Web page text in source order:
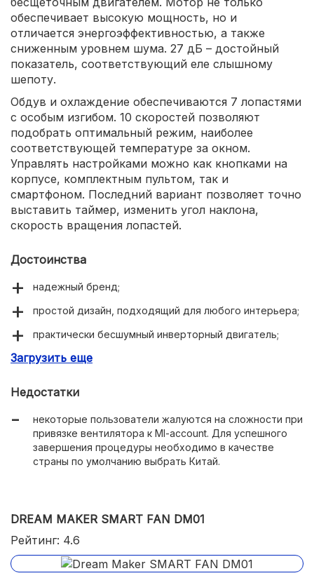
обеспечивает высокую мощность, но и
отличается энергоэффективностью, а также
сниженным уровнем шума. 27 дБ – достойный
показатель, соответствующий еле слышному
шепоту.
Обдув и охлаждение обеспечиваются 7 лопастями
с особым изгибом. 10 скоростей позволяют
подобрать оптимальный режим, наиболее
соответствующей температуре за окном.
Управлять настройками можно как кнопками на
корпусе, комплектным пультом, так и
смартфоном. Последний вариант позволяет точно
выставить таймер, изменить угол наклона,
скорость вращения лопастей.
Достоинства
надежный бренд;
простой дизайн, подходящий для любого интерьера;
практически бесшумный инверторный двигатель;
эффективно обдувает на расстоянии до 14 метров;
поддерживает голосовое управление;
возможность интеграции в систему «Умный дом».
Загрузить еще
Недостатки
некоторые пользователи жалуются на сложности при
привязке вентилятора к MI-account. Для успешного
завершения процедуры необходимо в качестве
страны по умолчанию выбрать Китай.
DREAM MAKER SMART FAN DM01
Рейтинг: 4.6